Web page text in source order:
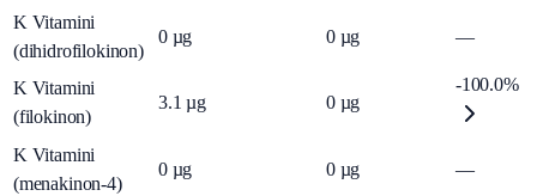
K Vitamini
(dihidrofilokinon)
0 µg 0 µg —
K Vitamini
(filokinon)
3.1 µg 0 µg
-100.0%
K Vitamini
(menakinon-4)
0 µg 0 µg —